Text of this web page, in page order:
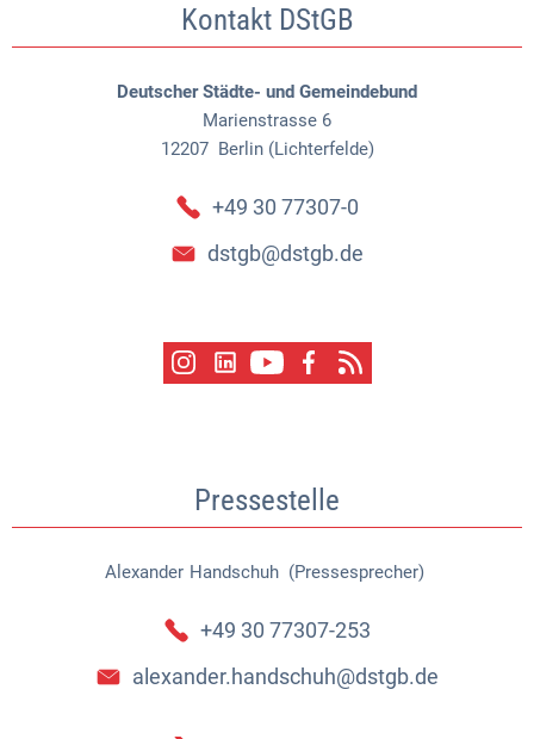
Kontakt DStGB
Deutscher Städte- und Gemeindebund
Marienstrasse 6
12207 Berlin (Lichterfelde)
+49 30 77307-0
dstgb@dstgb.de
Pressestelle
Alexander Handschuh (Pressesprecher)
Alexander Handschuh
+49 30 77307-253
alexander.handschuh@dstgb.de